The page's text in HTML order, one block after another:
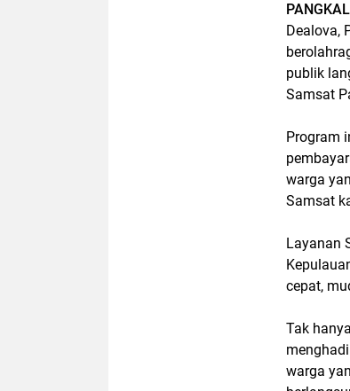
Dealova,
publik
Samsat
Program
warga
Samsat
Layanan
cepat,
Tak
warga